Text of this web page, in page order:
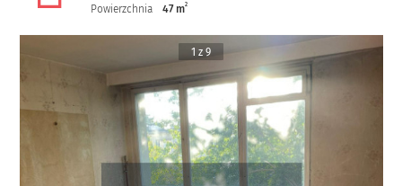
Powierzchnia
47 m2
1 z 9